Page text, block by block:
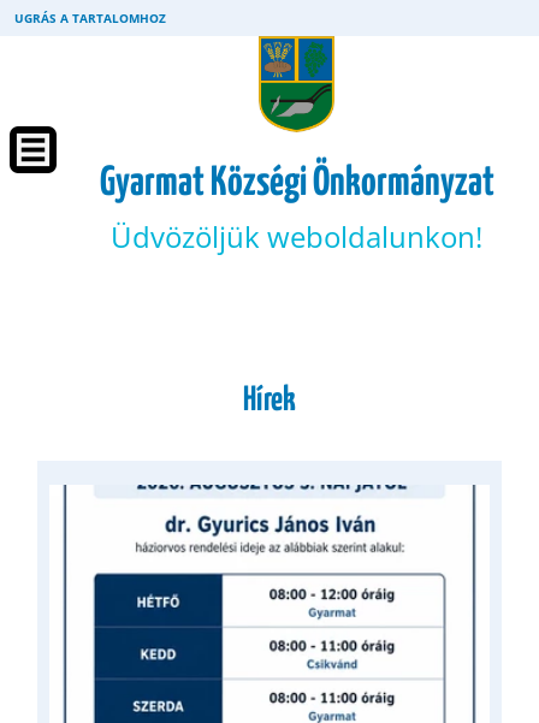
UGRÁS A TARTALOMHOZ
Gyarmat Községi Önkormányzat
Üdvözöljük weboldalunkon!
Hírek